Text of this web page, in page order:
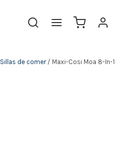
Sillas de comer/ Maxi-Cosi Moa 8-In-1